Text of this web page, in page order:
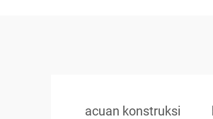
acuan konstruksi